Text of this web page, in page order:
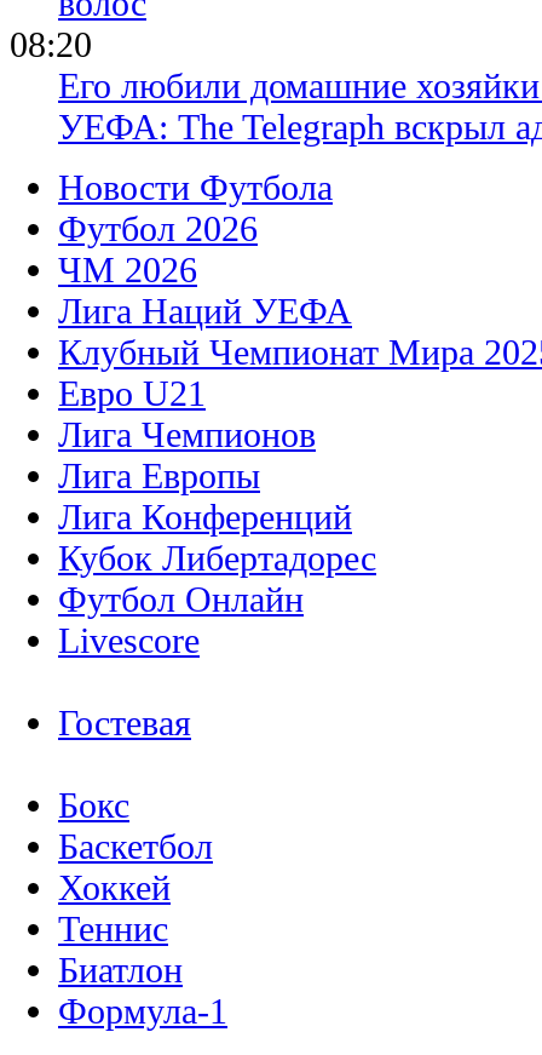
08:20
Его любили домашние
УЕФА: The Telegraph вскрыл
Новости Футбола
Футбол 2026
ЧМ 2026
Лига Наций УЕФА
Клубный Чемпионат Мира
Евро U21
Лига Чемпионов
Лига Европы
Лига Конференций
Кубок Либертадорес
Футбол Онлайн
Livescore
Гостевая
Бокс
Баскетбол
Хоккей
Теннис
Биатлон
Формула-1